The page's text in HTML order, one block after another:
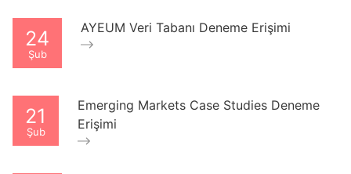
24
Şub
AYEUM Veri Tabanı Deneme Erişimi
21
Şub
Emerging Markets Case Studies Deneme
Erişimi